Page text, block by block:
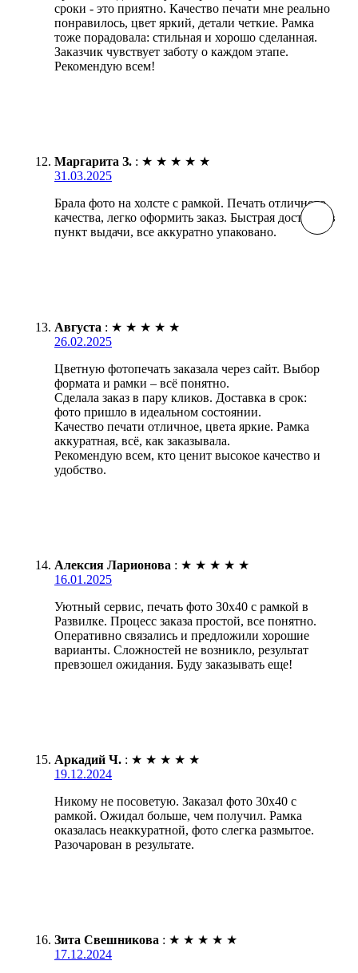
сроки - это приятно. Качество печати мне реально
понравилось, цвет яркий, детали четкие. Рамка
тоже порадовала: стильная и хорошо сделанная.
Заказчик чувствует заботу о каждом этапе.
Рекомендую всем!
Маргарита З. : ★ ★ ★ ★ ★
31.03.2025
Брала фото на холсте с рамкой. Печать отличного
качества, легко оформить заказ. Быстрая доставка в
пункт выдачи, все аккуратно упаковано.
Августа : ★ ★ ★ ★ ★
26.02.2025
Цветную фотопечать заказала через сайт. Выбор
формата и рамки – всё понятно.
Сделала заказ в пару кликов. Доставка в срок:
фото пришло в идеальном состоянии.
Качество печати отличное, цвета яркие. Рамка
аккуратная, всё, как заказывала.
Рекомендую всем, кто ценит высокое качество и
удобство.
Алексия Ларионова : ★ ★ ★ ★ ★
16.01.2025
Уютный сервис, печать фото 30х40 с рамкой в
Развилке. Процесс заказа простой, все понятно.
Оперативно связались и предложили хорошие
варианты. Сложностей не возникло, результат
превзошел ожидания. Буду заказывать еще!
Аркадий Ч. : ★ ★ ★ ★ ★
19.12.2024
Никому не посоветую. Заказал фото 30х40 с
рамкой. Ожидал больше, чем получил. Рамка
оказалась неаккуратной, фото слегка размытое.
Разочарован в результате.
Зита Свешникова : ★ ★ ★ ★ ★
17.12.2024